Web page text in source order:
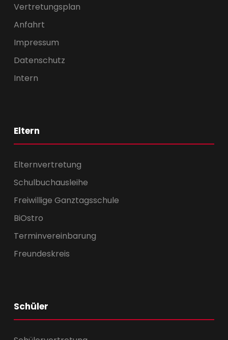
Vertretungsplan
Anfahrt
Impressum
Datenschutz
Intern
Eltern
Elternvertretung
Schulbuchausleihe
Freiwillige Ganztagsschule
BiOstro
Terminvereinbarung
Freundeskreis
Schüler